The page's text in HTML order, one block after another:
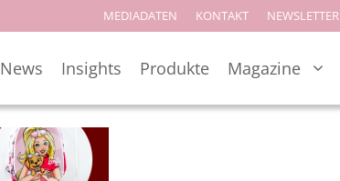
MEDIADATEN KONTAKT NEWSLETTER
News Insights Produkte Magazine